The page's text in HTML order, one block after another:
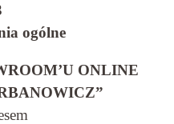
ogólne
ONLINE